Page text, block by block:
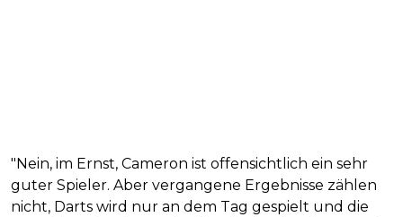
"Nein, im Ernst, Cameron ist offensichtlich ein sehr
guter Spieler. Aber vergangene Ergebnisse zählen
nicht, Darts wird nur an dem Tag gespielt und die